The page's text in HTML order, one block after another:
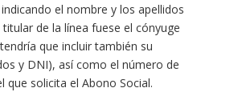
el nombre y los apellidos
de la línea fuese el cónyuge
que incluir también su
y DNI), así como el número de
que solicita el Abono Social.